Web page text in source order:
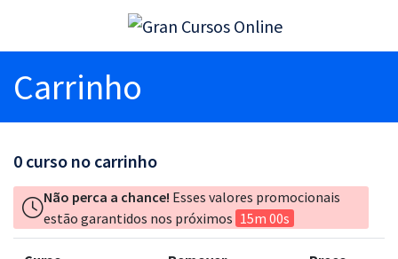
Carrinho
0 curso no carrinho
Não perca a chance! Esses valores promocionais
estão garantidos nos próximos 15m 00s